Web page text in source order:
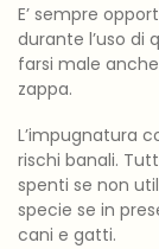
E’ sempre
durante l’uso di
farsi male
zappa.
L’impugnatura
rischi banali.
spenti se non
specie se in
cani e gatti.